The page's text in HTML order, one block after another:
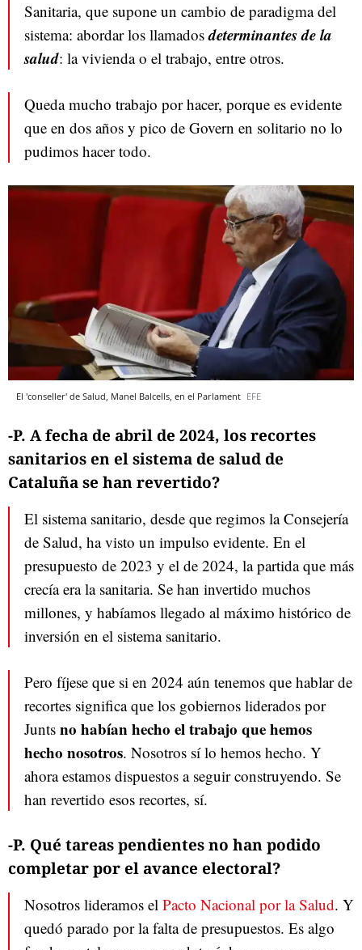
Sanitaria, que supone un cambio de paradigma del
sistema: abordar los llamadosdeterminantes de la
salud: la vivienda o el trabajo, entre otros.
Queda mucho trabajo por hacer, porque es evidente
que en dos años y pico de Govern en solitario no lo
pudimos hacer todo.
El 'conseller' de Salud, Manel Balcells, en el Parlament EFE
-P. A fecha de abril de 2024, los recortes
sanitarios en el sistema de salud de
Cataluña se han revertido?
El sistema sanitario, desde que regimos la Consejería
de Salud, ha visto un impulso evidente. En el
presupuesto de 2023 y el de 2024, la partida que más
crecía era la sanitaria. Se han invertido muchos
millones, y habíamos llegado al máximo histórico de
inversión en el sistema sanitario.
Pero fíjese que si en 2024 aún tenemos que hablar de
recortes significa que los gobiernos liderados por
Junts no habían hecho el trabajo que hemos
hecho nosotros. Nosotros sí lo hemos hecho. Y
ahora estamos dispuestos a seguir construyendo. Se
han revertido esos recortes, sí.
-P. Qué tareas pendientes no han podido
completar por el avance electoral?
Nosotros lideramos el Pacto Nacional por la Salud. Y
quedó parado por la falta de presupuestos. Es algo